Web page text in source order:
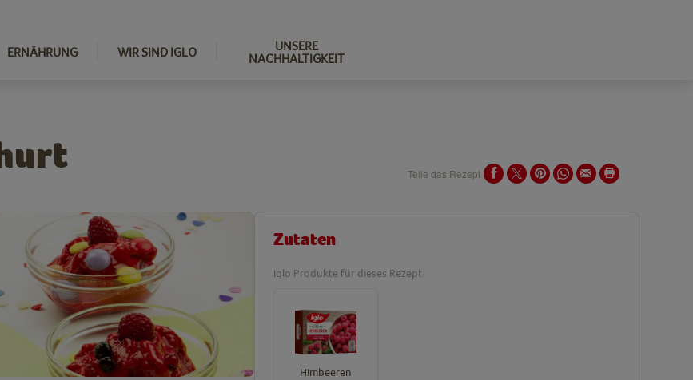
ERNÄHRUNG WIR SIND IGLO
UNSERE
NACHHALTIGKEIT
Teile das Rezept
Zutaten
Iglo Produkte für dieses Rezept
Himbeeren